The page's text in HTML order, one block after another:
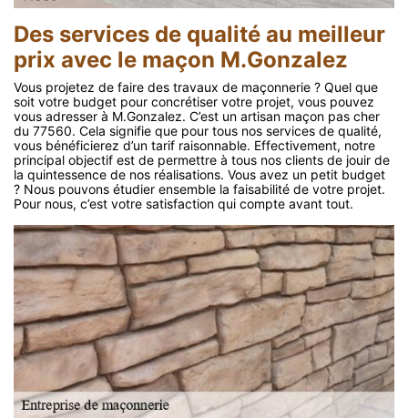
Des services de qualité au meilleur
prix avec le maçon M.Gonzalez
Vous projetez de faire des travaux de maçonnerie ? Quel que
soit votre budget pour concrétiser votre projet, vous pouvez
vous adresser à M.Gonzalez. C’est un artisan maçon pas cher
du 77560. Cela signifie que pour tous nos services de qualité,
vous bénéficierez d’un tarif raisonnable. Effectivement, notre
principal objectif est de permettre à tous nos clients de jouir de
la quintessence de nos réalisations. Vous avez un petit budget
? Nous pouvons étudier ensemble la faisabilité de votre projet.
Pour nous, c’est votre satisfaction qui compte avant tout.